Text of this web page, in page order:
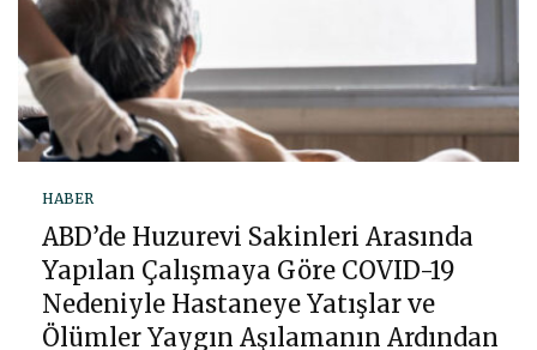
HABER
ABD’de Huzurevi Sakinleri Arasında
Yapılan Çalışmaya Göre COVID-19
Nedeniyle Hastaneye Yatışlar ve
Ölümler Yaygın Aşılamanın Ardından